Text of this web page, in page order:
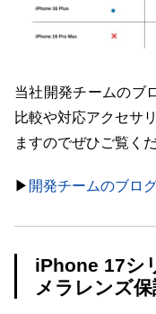
当社開発チームのブ
比較や対応アクセサ
ますのでぜひご覧くだ
▶︎ 開発チームのブロ
iPhone 17シ
メラレンズ